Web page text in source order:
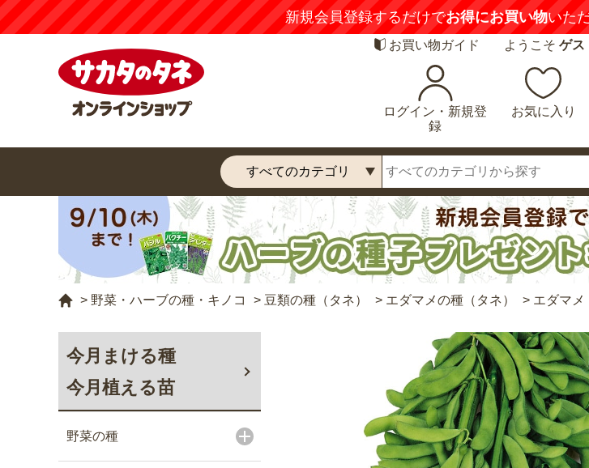
新規会員登録するだけでお得にお買い物いた
お買い物ガイド ようこそ ゲス
ログイン・新規登
録
お気に入り
> 野菜・ハーブの種・キノコ > 豆類の種（タネ） > エダマメの種（タネ） > エダマメ
今月まける種
今月植える苗
野菜の種